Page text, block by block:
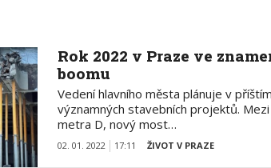
Rok 2022 v Praze ve
boomu
Vedení hlavního města plánuje v
významných stavebních projektů.
metra D, nový most…
02. 01. 2022 17:11 ŽIVOT V PRAZE